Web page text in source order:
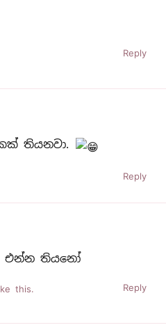
Reply
තියනවා.
Reply
එන්න තියනෝ
Reply
this.